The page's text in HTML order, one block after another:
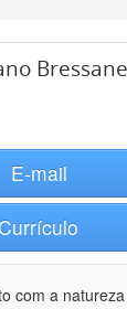
Bressane
E-mail
Currículo
com a